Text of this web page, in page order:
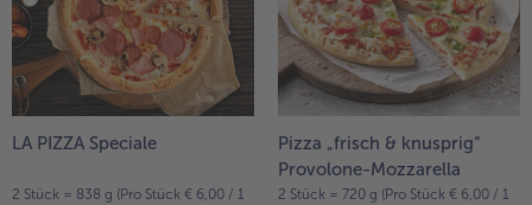
alle Wein & Spirituosen
Küchenutensilien
alle Küchenutensilien
LA PIZZA Speciale
2 Stück = 838 g (Pro Stück € 6,00 / 1
Pizza „frisch & knusprig“
Provolone-Mozzarella
2 Stück = 720 g (Pro Stück € 6,00 / 1